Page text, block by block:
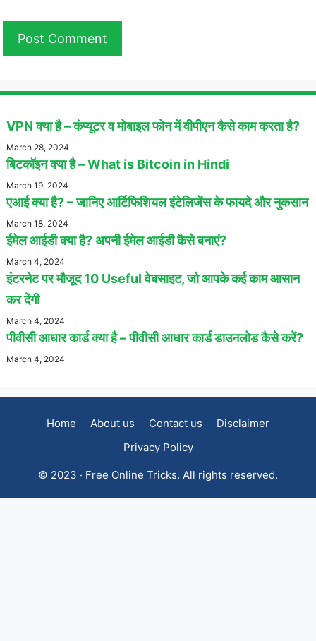
VPN क्या है – कंप्यूटर व मोबाइल फोन में वीपीएन कैसे काम करता है?
March 28, 2024
बिटकॉइन क्या है – What is Bitcoin in Hindi
March 19, 2024
एआई क्या है? – जानिए आर्टिफिशियल इंटेलिजेंस के फायदे और नुकसान
March 18, 2024
ईमेल आईडी क्या है? अपनी ईमेल आईडी कैसे बनाएं?
March 4, 2024
इंटरनेट पर मौजूद 10 Useful वेबसाइट, जो आपके कई काम आसान
कर देंगी
March 4, 2024
पीवीसी आधार कार्ड क्या है – पीवीसी आधार कार्ड डाउनलोड कैसे करें?
March 4, 2024
Home About us Contact us
Disclaimer
Privacy Policy
© 2023 ‧ Free Online Tricks. All rights reserved.